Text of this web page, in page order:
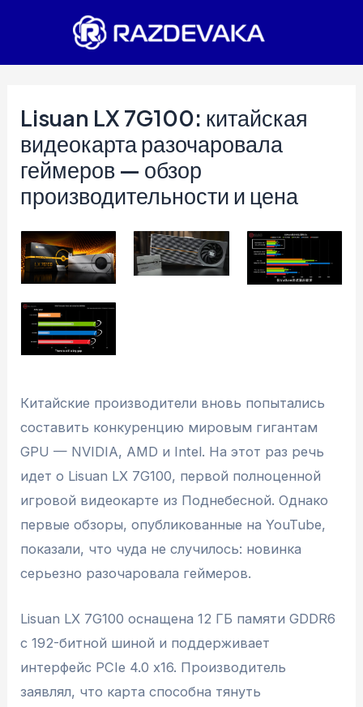
Lisuan LX 7G100: китайская
видеокарта разочаровала
геймеров — обзор
производительности и цена
Китайские производители вновь попытались
составить конкуренцию мировым гигантам
GPU — NVIDIA, AMD и Intel. На этот раз речь
идет о Lisuan LX 7G100, первой полноценной
игровой видеокарте из Поднебесной. Однако
первые обзоры, опубликованные на YouTube,
показали, что чуда не случилось: новинка
серьезно разочаровала геймеров.
Lisuan LX 7G100 оснащена 12 ГБ памяти GDDR6
с 192-битной шиной и поддерживает
интерфейс PCIe 4.0 x16. Производитель
заявлял, что карта способна тянуть